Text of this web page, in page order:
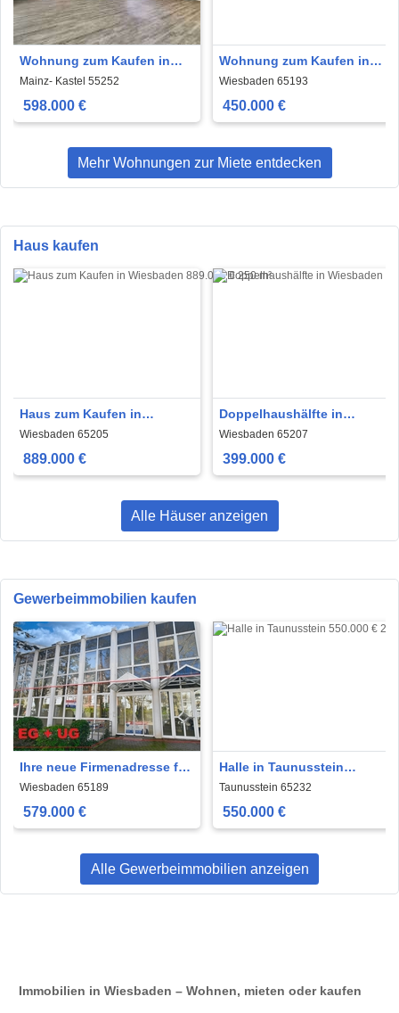
Wohnung zum Kaufen in
Mainz- Kastel 598.000 € 137
m²
Mainz- Kastel 55252
598.000 €
Wohnung zum Kaufen in
Wiesbaden 450.000 € 133
m²
Wiesbaden 65193
450.000 €
Mehr Wohnungen zur Miete entdecken
Haus kaufen
Haus zum Kaufen in
Wiesbaden 889.000 € 250
m²
Wiesbaden 65205
889.000 €
Doppelhaushälfte in
Wiesbaden von privat
Wiesbaden 65207
399.000 €
Alle Häuser anzeigen
Gewerbeimmobilien kaufen
Ihre neue Firmenadresse für
Büro, Geschäft oder Praxis
Wiesbaden 65189
579.000 €
Halle in Taunusstein
550.000 € 278 m²
Taunusstein 65232
550.000 €
Alle Gewerbeimmobilien anzeigen
Immobilien in Wiesbaden – Wohnen, mieten oder kaufen